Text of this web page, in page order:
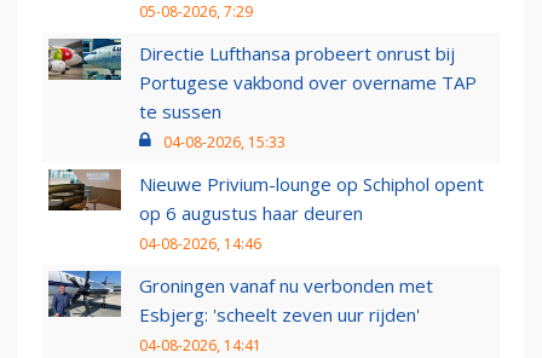
05-08-2026, 7:29
Directie Lufthansa probeert onrust bij
Portugese vakbond over overname TAP
te sussen
04-08-2026, 15:33
Nieuwe Privium-lounge op Schiphol opent
op 6 augustus haar deuren
04-08-2026, 14:46
Groningen vanaf nu verbonden met
Esbjerg: 'scheelt zeven uur rijden'
04-08-2026, 14:41